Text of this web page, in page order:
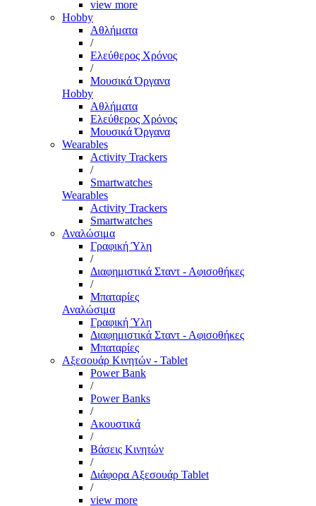
view more
Hobby
Αθλήματα
/
Ελεύθερος Χρόνος
/
Μουσικά Όργανα
Hobby
Αθλήματα
Ελεύθερος Χρόνος
Μουσικά Όργανα
Wearables
Activity Trackers
/
Smartwatches
Wearables
Activity Trackers
Smartwatches
Αναλώσιμα
Γραφική Ύλη
/
Διαφημιστικά Σταντ - Αφισοθήκες
/
Μπαταρίες
Αναλώσιμα
Γραφική Ύλη
Διαφημιστικά Σταντ - Αφισοθήκες
Μπαταρίες
Αξεσουάρ Κινητών - Tablet
Power Bank
/
Power Banks
/
Ακουστικά
/
Βάσεις Κινητών
/
Διάφορα Αξεσουάρ Tablet
/
view more